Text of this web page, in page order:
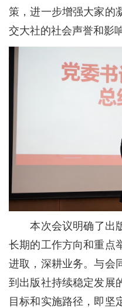
策，进一步增强大家的
交大社的社会声誉和影
本次会议明确了出版
长期的工作方向和重点
进取，深耕业务。与会
到出版社持续稳定发展
目标和实施路径，即坚